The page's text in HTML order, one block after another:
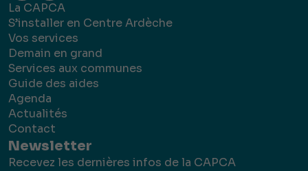
La CAPCA
S’installer en Centre Ardèche
Vos services
Demain en grand
Services aux communes
Guide des aides
Agenda
Actualités
Contact
Newsletter
Recevez les dernières infos de la CAPCA